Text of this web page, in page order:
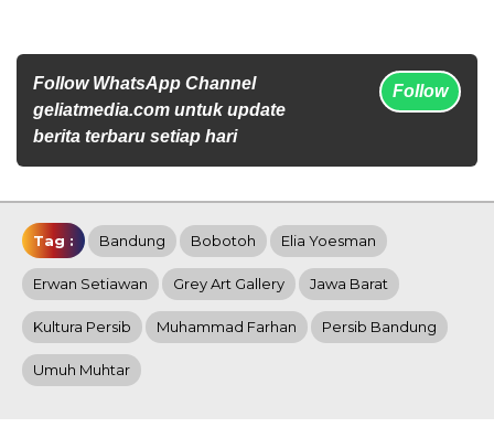
Follow WhatsApp Channel
geliatmedia.com untuk update
berita terbaru setiap hari
Follow
Tag : Bandung Bobotoh Elia Yoesman
Erwan Setiawan Grey Art Gallery Jawa Barat
Kultura Persib Muhammad Farhan Persib Bandung
Umuh Muhtar